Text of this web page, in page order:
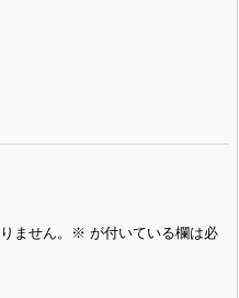
ません。 ※ が付いている欄は必